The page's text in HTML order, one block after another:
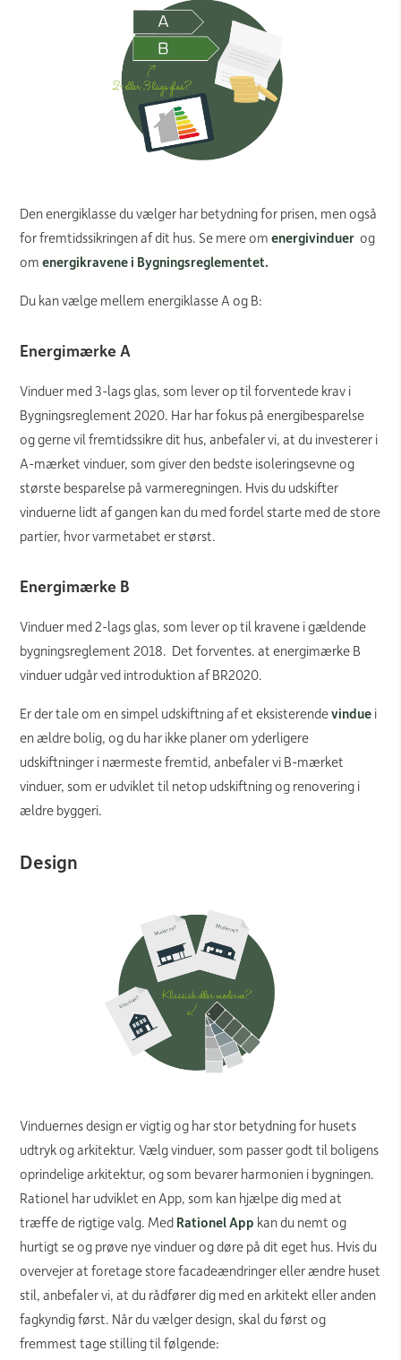
Den energiklasse du vælger har betydning for prisen, men også
for fremtidssikringen af dit hus. Se mere omenergivinduer og
omenergikravene i Bygningsreglementet.
Du kan vælge mellem energiklasse A og B:
Energimærke A
Vinduer med 3-lags glas, som lever op til forventede krav i
Bygningsreglement 2020. Har har fokus på energibesparelse
og gerne vil fremtidssikre dit hus, anbefaler vi, at du investerer i
A-mærket vinduer, som giver den bedste isoleringsevne og
største besparelse på varmeregningen. Hvis du udskifter
vinduerne lidt af gangen kan du med fordel starte med de store
partier, hvor varmetabet er størst.
Energimærke B
Vinduer med 2-lags glas, som lever op til kravene i gældende
bygningsreglement 2018. Det forventes. at energimærke B
vinduer udgår ved introduktion af BR2020.
Er der tale om en simpel udskiftning af et eksisterendevindue i
en ældre bolig, og du har ikke planer om yderligere
udskiftninger i nærmeste fremtid, anbefaler vi B-mærket
vinduer, som er udviklet til netop udskiftning og renovering i
ældre byggeri.
Design
Vinduernes design er vigtig og har stor betydning for husets
udtryk og arkitektur. Vælg vinduer, som passer godt til boligens
oprindelige arkitektur, og som bevarer harmonien i bygningen.
Rationel har udviklet en App, som kan hjælpe dig med at
træffe de rigtige valg. Med Rationel App kan du nemt og
hurtigt se og prøve nye vinduer og døre på dit eget hus. Hvis du
overvejer at foretage store facadeændringer eller ændre huset
stil, anbefaler vi, at du rådfører dig med en arkitekt eller anden
fagkyndig først. Når du vælger design, skal du først og
fremmest tage stilling til følgende: